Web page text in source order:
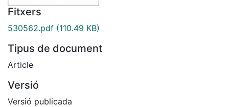
Fitxers
530562.pdf (110.49 KB)
Tipus de document
Article
Versió
Versió publicada